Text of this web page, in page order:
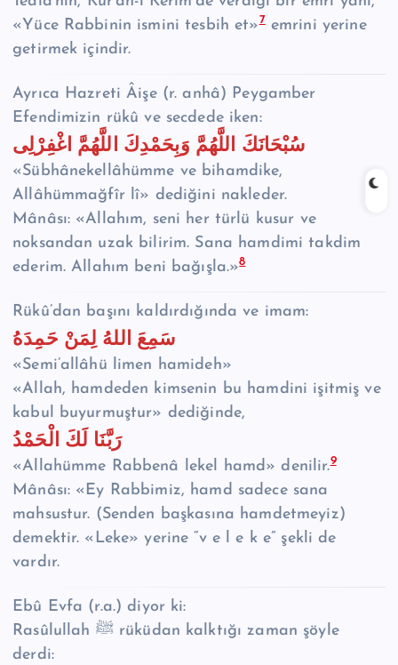
«Yüce Rabbinin ismini tesbih et»7emrini yerine
getirmek içindir.
Ayrıca Hazreti Âişe (r. anhâ) Peygamber
Efendimizin rükû ve secdede iken:
سُبْحَانَكَ اللَّهُمَّ وَبِحَمْدِكَ اللَّهُمَّ اغْفِرْلِى
«Sübhânekellâhümme ve bihamdike,
Allâhümmağfîr lî» dediğini nakleder.
Mânâsı: «Allahım, seni her türlü kusur ve
noksandan uzak bilirim. Sana hamdimi takdim
ederim. Allahım beni bağışla.»8
Rükû’dan başını kaldırdığında ve imam:
سَمِعَ اللهُ لِمَنْ حَمِدَهُ
«Semi’allâhü limen hamideh»
«Allah, hamdeden kimsenin bu hamdini işitmiş ve
kabul buyurmuştur» dediğinde,
رَبَّنَا لَكَ الْحَمْدُ
«Allahümme Rabbenâ lekel hamd» denilir.9
Mânâsı: «Ey Rabbimiz, hamd sadece sana
mahsustur. (Senden başkasına hamdetmeyiz)
demektir. «Leke» yerine “v e l e k e” şekli de
vardır.
Ebû Evfa (r.a.) diyor ki:
Rasûlullah ﷺ rüküdan kalktığı zaman şöyle
derdi: